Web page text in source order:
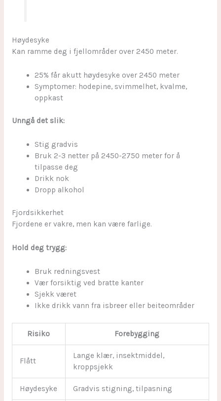
Høydesyke
Kan ramme deg i fjellområder over 2450 meter.
25% får akutt høydesyke over 2450 meter
Symptomer: hodepine, svimmelhet, kvalme,
oppkast
Unngå det slik:
Stig gradvis
Bruk 2-3 netter på 2450-2750 meter for å
tilpasse deg
Drikk nok
Dropp alkohol
Fjordsikkerhet
Fjordene er vakre, men kan være farlige.
Hold deg trygg:
Bruk redningsvest
Vær forsiktig ved bratte kanter
Sjekk været
Ikke drikk vann fra isbreer eller beiteområder
Risiko Forebygging
Flått
Lange klær, insektmiddel,
kroppsjekk
Høydesyke Gradvis stigning, tilpasning